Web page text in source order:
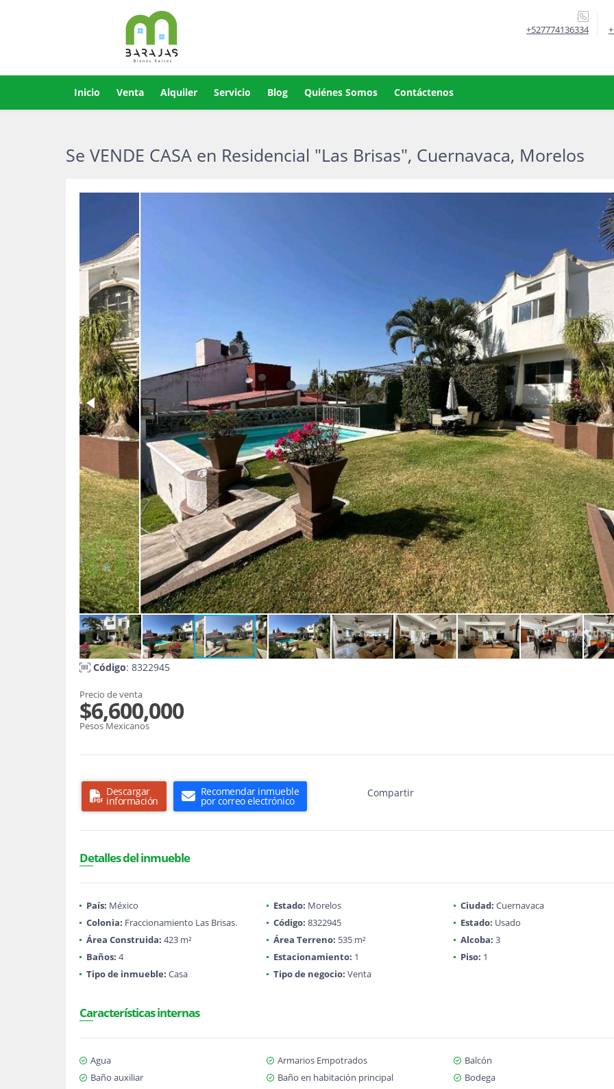
+527774136334
Inicio Venta Alquiler Servicio Blog Quiénes Somos Contáctenos
Se VENDE CASA en Residencial "Las Brisas", Cuernavaca, Morelos
Código: 8322945
Precio de venta
$6,600,000
Pesos Mexicanos
Descargar
información
Recomendar inmueble
por correo electrónico
Compartir
Detalles del inmueble
País: México Estado: Morelos Ciudad: Cuernavaca
Colonia: Fraccionamiento Las Brisas. Código: 8322945 Estado: Usado
Área Construida: 423 m² Área Terreno: 535 m² Alcoba: 3
Baños: 4 Estacionamiento: 1 Piso: 1
Tipo de inmueble: Casa Tipo de negocio: Venta
Características internas
Agua Armarios Empotrados
Balcón
Baño auxiliar
Baño en habitación principal
Bodega